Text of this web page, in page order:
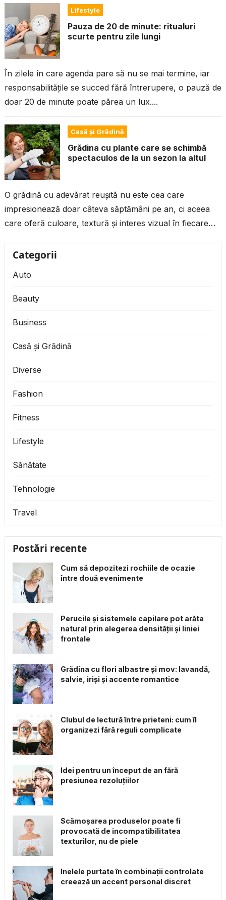
Lifestyle
Pauza de 20 de minute: ritualuri
scurte pentru zile lungi
În zilele în care agenda pare să nu se mai termine, iar
responsabilitățile se succed fără întrerupere, o pauză de
doar 20 de minute poate părea un lux....
Casă și Grădină
Grădina cu plante care se schimbă
spectaculos de la un sezon la altul
O grădină cu adevărat reușită nu este cea care
impresionează doar câteva săptămâni pe an, ci aceea
care oferă culoare, textură și interes vizual în fiecare
Categorii
Auto
Beauty
Business
Casă și Grădină
Diverse
Fashion
Fitness
Lifestyle
Sănătate
Tehnologie
Travel
Postări recente
Cum să depozitezi rochiile de ocazie
între două evenimente
Perucile și sistemele capilare pot arăta
natural prin alegerea densității și liniei
frontale
Grădina cu flori albastre și mov: lavandă,
salvie, iriși și accente romantice
Clubul de lectură între prieteni: cum îl
organizezi fără reguli complicate
Idei pentru un început de an fără
presiunea rezoluțiilor
Scămoșarea produselor poate fi
provocată de incompatibilitatea
texturilor, nu de piele
Inelele purtate în combinații controlate
creează un accent personal discret